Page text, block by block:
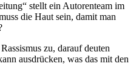
stellt ein Autorenteam im
die Haut sein, damit man
zu, darauf deuten
ausdrücken, was das mit den